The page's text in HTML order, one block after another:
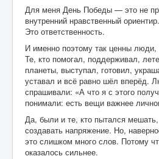
Для меня День Победы — это не
внутренний нравственный
Это ответственность.
И именно поэтому так ценны люди,
Те, кто помогал, поддерживал,
планеты, выступал, готовил,
уставал и всё равно шёл вперёд.
спрашивали: «А что я с этого
понимали: есть вещи важнее
Да, были и те, кто пытался
создавать напряжение. Но,
это слишком много слов. Потому
оказалось сильнее.